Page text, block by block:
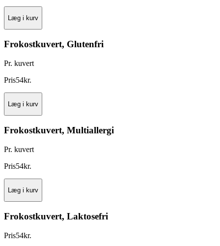
Læg i kurv
Frokostkuvert, Glutenfri
Pr. kuvert
Pris54kr.
Læg i kurv
Frokostkuvert, Multiallergi
Pr. kuvert
Pris54kr.
Læg i kurv
Frokostkuvert, Laktosefri
Pris54kr.